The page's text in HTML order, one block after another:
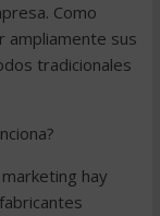
Como
ampliamente sus
tradicionales
hay